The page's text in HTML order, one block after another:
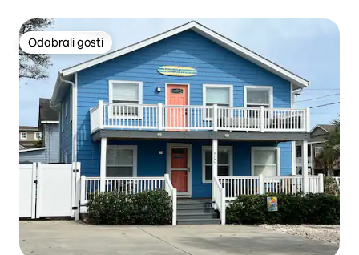
Odabrali gosti
Odabrali gosti